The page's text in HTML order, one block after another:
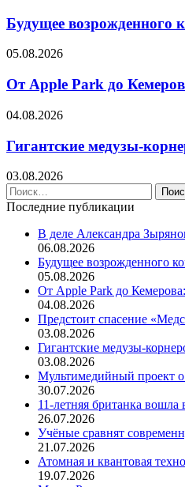
Будущее возрожденного
05.08.2026
От Apple Park до
04.08.2026
Гигантские медузы-
03.08.2026
Найти:
Последние публикации
В деле Александра
06.08.2026
Будущее возрожденного
05.08.2026
От Apple Park до
04.08.2026
Предстоит спасение
03.08.2026
Гигантские медузы-
03.08.2026
Мультимедийный проект о
30.07.2026
11-летняя британка
26.07.2026
Учёные сравнят
21.07.2026
Атомная и квантовая
19.07.2026